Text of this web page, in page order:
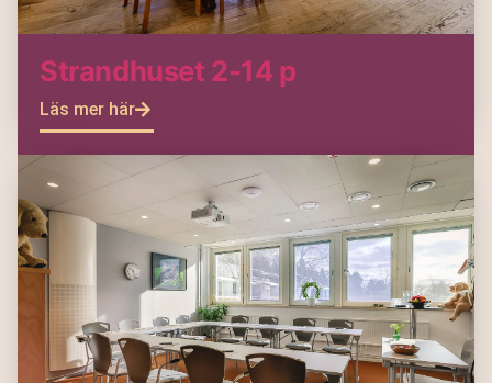
Strandhuset 2-14 p
Läs mer här